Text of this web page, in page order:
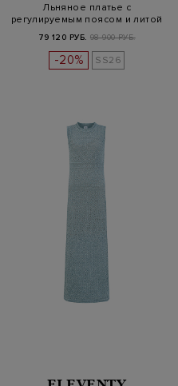
Льняное платье с
регулируемым поясом и литой
79 120 РУБ. 98 900 РУБ.
-20% SS26